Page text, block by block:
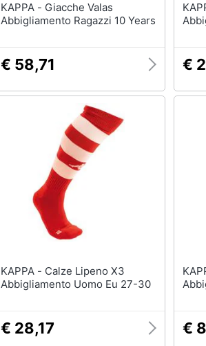
KAPPA - Giacche Valas
Abbigliamento Ragazzi 10 Years
€ 58,71
KAPPA -
€
KAPPA - Calze Lipeno X3
Abbigliamento Uomo Eu 27-30
€ 28,17
KAPPA -
€